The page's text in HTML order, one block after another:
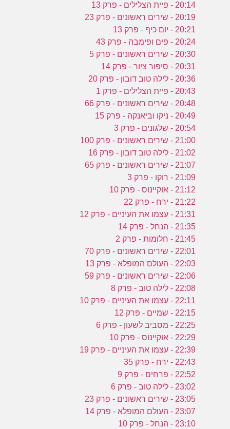
20:14 - פיית הצלילים - פרק 13
20:19 - שירים ראשונים - פרק 23
20:21 - יום כיף - פרק 13
20:24 - פים ופימבה - פרק 43
20:30 - שירים ראשונים - פרק 5
20:31 - סיפור ציור - פרק 14
20:36 - לילה טוב דובון - פרק 20
20:43 - פיית הצלילים - פרק 1
20:48 - שירים ראשונים - פרק 66
20:49 - ניקו וביאנקה - פרק 15
20:54 - שלגונים - פרק 3
21:00 - שירים ראשונים - פרק 100
21:02 - לילה טוב דובון - פרק 16
21:07 - שירים ראשונים - פרק 65
21:09 - רוקו - פרק 3
21:12 - אוקיינוס - פרק 10
21:22 - ירח - פרק 22
21:31 - עצמו את העיניים - פרק 12
21:35 - הנחל - פרק 14
21:45 - חלומות - פרק 2
22:01 - שירים ראשונים - פרק 70
22:03 - העולם המופלא - פרק 13
22:06 - שירים ראשונים - פרק 59
22:08 - לילה טוב - פרק 8
22:11 - עצמו את העיניים - פרק 10
22:15 - שמיים - פרק 12
22:25 - מסביב לשעון - פרק 6
22:29 - אוקיינוס - פרק 10
22:39 - עצמו את העיניים - פרק 19
22:43 - ירח - פרק 35
22:52 - פרחים - פרק 9
23:02 - לילה טוב - פרק 6
23:05 - שירים ראשונים - פרק 23
23:07 - העולם המופלא - פרק 14
23:10 - הנחל - פרק 10